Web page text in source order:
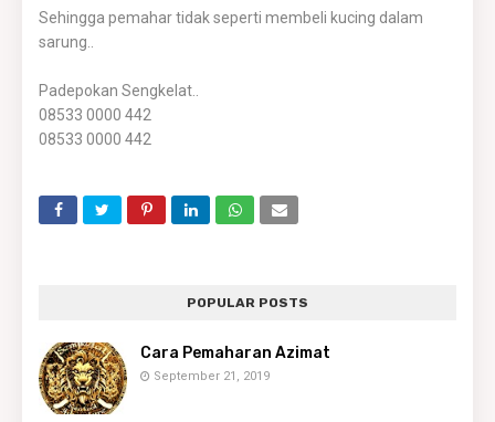
Sehingga pemahar tidak seperti membeli kucing dalam
sarung..
Padepokan Sengkelat..
08533 0000 442
08533 0000 442
POPULAR POSTS
Cara Pemaharan Azimat
September 21, 2019